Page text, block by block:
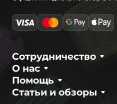
О нас
Сотрудничество
Статьи и обзоры
Помощь